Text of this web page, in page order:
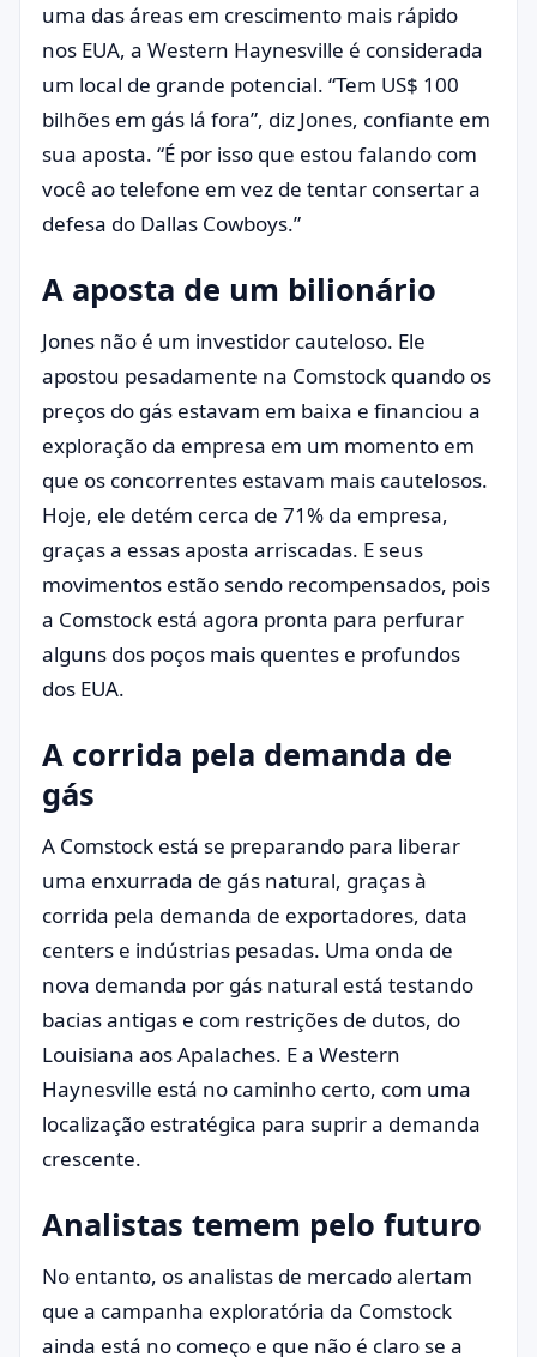
uma das áreas em crescimento mais rápido
nos EUA, a Western Haynesville é considerada
um local de grande potencial. “Tem US$ 100
bilhões em gás lá fora”, diz Jones, confiante em
sua aposta. “É por isso que estou falando com
você ao telefone em vez de tentar consertar a
defesa do Dallas Cowboys.”
A aposta de um bilionário
Jones não é um investidor cauteloso. Ele
apostou pesadamente na Comstock quando os
preços do gás estavam em baixa e financiou a
exploração da empresa em um momento em
que os concorrentes estavam mais cautelosos.
Hoje, ele detém cerca de 71% da empresa,
graças a essas aposta arriscadas. E seus
movimentos estão sendo recompensados, pois
a Comstock está agora pronta para perfurar
alguns dos poços mais quentes e profundos
dos EUA.
A corrida pela demanda de
gás
A Comstock está se preparando para liberar
uma enxurrada de gás natural, graças à
corrida pela demanda de exportadores, data
centers e indústrias pesadas. Uma onda de
nova demanda por gás natural está testando
bacias antigas e com restrições de dutos, do
Louisiana aos Apalaches. E a Western
Haynesville está no caminho certo, com uma
localização estratégica para suprir a demanda
crescente.
Analistas temem pelo futuro
No entanto, os analistas de mercado alertam
que a campanha exploratória da Comstock
ainda está no começo e que não é claro se a